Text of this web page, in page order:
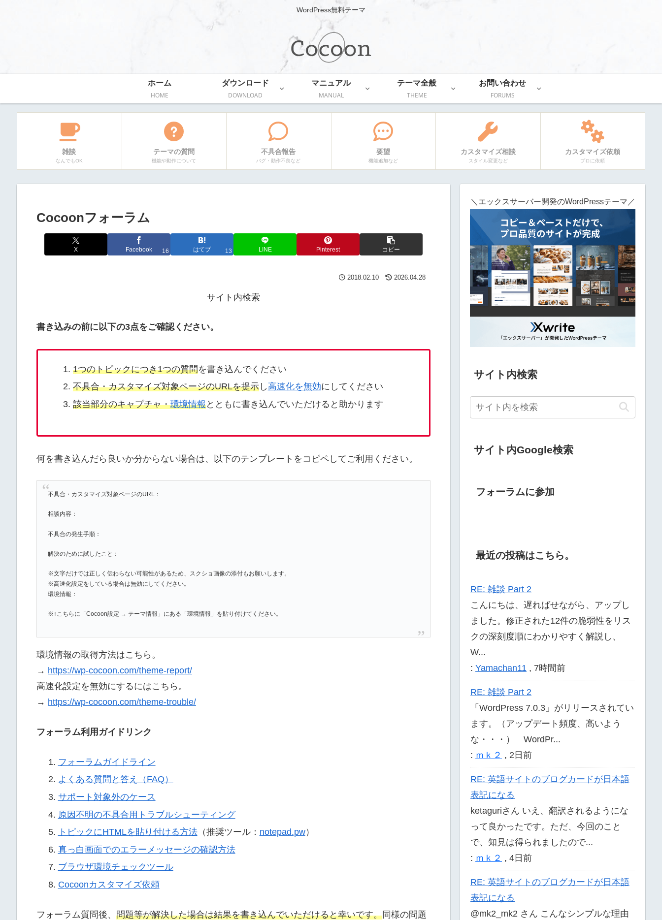
WordPress無料テーマ
ホーム
HOME
ダウンロード
DOWNLOAD
マニュアル
MANUAL
テーマ全般
THEME
お問い合わせ
FORUMS
雑談
なんでもOK
テーマの質問
機能や動作について
不具合報告
バグ・動作不良など
要望
機能追加など
カスタマイズ相談
スタイル変更など
カスタマイズ依頼
プロに依頼
Cocoonフォーラム
X Facebook 16 はてブ 13 LINE Pinterest コピー
2018.02.10 2026.04.28
サイト内検索
書き込みの前に以下の3点をご確認ください。
1つのトピックにつき1つの質問を書き込んでください
不具合・カスタマイズ対象ページのURLを提示し 高速化を無効にしてください
該当部分のキャプチャ・環境情報とともに書き込んでいただけると助かります
何を書き込んだら良いか分からない場合は、以下のテンプレートをコピペしてご利用ください。
不具合・カスタマイズ対象ページのURL：
相談内容：
不具合の発生手順：
解決のために試したこと：
※文字だけでは正しく伝わらない可能性があるため、スクショ画像の添付もお願いします。
※高速化設定をしている場合は無効にしてください。
環境情報：
※↑こちらに「Cocoon設定 → テーマ情報」にある「環境情報」を貼り付けてください。
環境情報の取得方法はこちら。
→ https://wp-cocoon.com/theme-report/
高速化設定を無効にするにはこちら。
→ https://wp-cocoon.com/theme-trouble/
フォーラム利用ガイドリンク
フォーラムガイドライン
よくある質問と答え（FAQ）
サポート対象外のケース
原因不明の不具合用トラブルシューティング
トピックにHTMLを貼り付ける方法（推奨ツール： notepad.pw）
真っ白画面でのエラーメッセージの確認方法
ブラウザ環境チェックツール
Cocoonカスタマイズ依頼
フォーラム質問後、 問題等が解決した場合は結果を書き込んでいただけると幸いです。同様の問題
＼エックスサーバー開発のWordPressテーマ／
サイト内検索
サイト内Google検索
フォーラムに参加
最近の投稿はこちら。
RE: 雑談 Part 2
こんにちは、遅ればせながら、アップし
ました。修正された12件の脆弱性をリス
クの深刻度順にわかりやすく解説し、
W...
: Yamachan11 , 7時間前
RE: 雑談 Part 2
「WordPress 7.0.3」がリリースされてい
ます。（アップデート頻度、高いよう
な・・・） WordPr...
: ｍｋ２ , 2日前
RE: 英語サイトのブログカードが日本語
表記になる
ketaguriさん いえ、翻訳されるようにな
って良かったです。ただ、今回のこと
で、知見は得られましたので...
: ｍｋ２ , 4日前
RE: 英語サイトのブログカードが日本語
表記になる
@mk2_mk2 さん こんなシンプルな理由